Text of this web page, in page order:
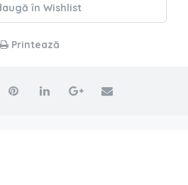
în Wishlist
Printează